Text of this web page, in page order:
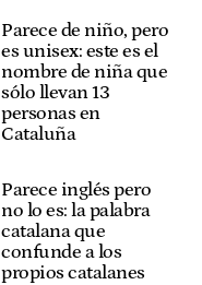
Parece de niño, pero
es unisex: este es el
nombre de niña que
sólo llevan 13
personas en
Cataluña
Parece inglés pero
no lo es: la palabra
catalana que
confunde a los
propios catalanes